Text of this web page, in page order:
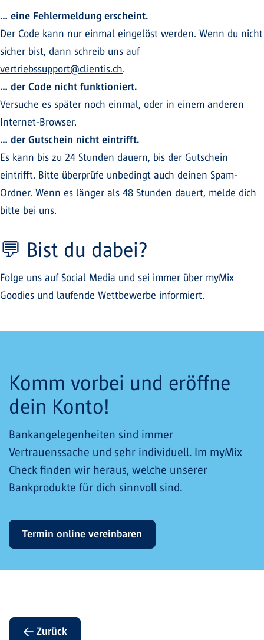
… eine Fehlermeldung erscheint.
Der Code kann nur einmal eingelöst werden. Wenn du nicht
sicher bist, dann schreib uns auf
vertriebssupport@clientis.ch.
… der Code nicht funktioniert.
Versuche es später noch einmal, oder in einem anderen
Internet-Browser.
… der Gutschein nicht eintrifft.
Es kann bis zu 24 Stunden dauern, bis der Gutschein
eintrifft. Bitte überprüfe unbedingt auch deinen Spam-
Ordner. Wenn es länger als 48 Stunden dauert, melde dich
bitte bei uns.
💬 Bist du dabei?
Folge uns auf Social Media und sei immer über myMix
Goodies und laufende Wettbewerbe informiert.
Komm vorbei und eröffne
dein Konto!
Bankangelegenheiten sind immer
Vertrauenssache und sehr individuell. Im myMix
Check finden wir heraus, welche unserer
Bankprodukte für dich sinnvoll sind.
Termin online vereinbaren
← Zurück